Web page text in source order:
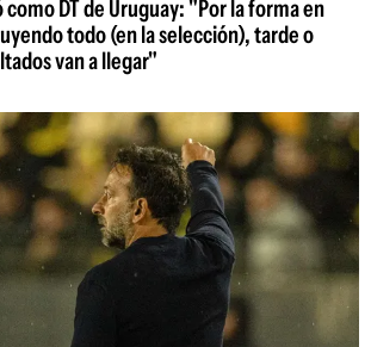
como DT de Uruguay: "Por la forma en
todo (en la selección), tarde o
van a llegar"